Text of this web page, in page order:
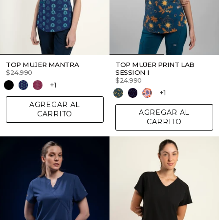
TOP MUJER MANTRA
$24.990
+1
AGREGAR AL
CARRITO
TOP MUJER PRINT LAB
SESSION I
$24.990
+1
AGREGAR AL
CARRITO